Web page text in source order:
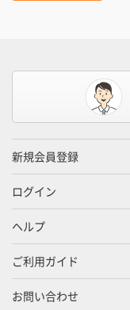
新規会員登録
ログイン
ヘルプ
ご利用ガイド
お問い合わせ